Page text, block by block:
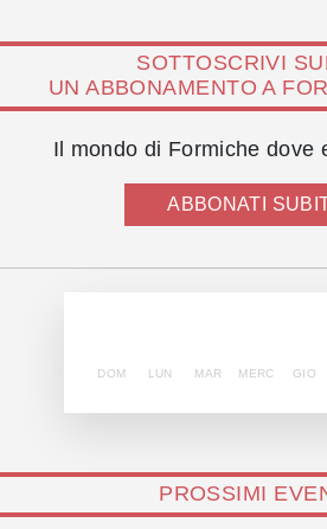
SOTTOSCRIVI
UN ABBONAMENTO A
Il mondo di Formiche dove
ABBONATI
DOM LUN MAR MERC GIO
PROSSIMI